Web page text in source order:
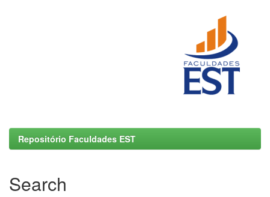
Repositório Faculdades EST
Search